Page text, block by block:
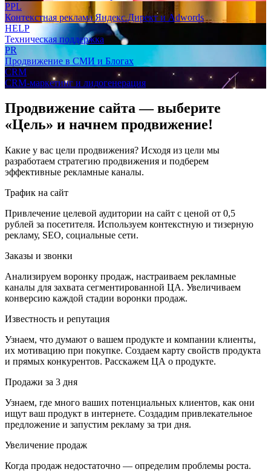
PPL
Контекстная реклама Яндекс.Директ и Adwords
HELP
Техническая поддержка
PR
Продвижение в СМИ и Блогах
CRM
CRM-маркетинг и лидогенерация
Продвижение сайта — выберите
«Цель» и начнем продвижение!
Какие у вас цели продвижения? Исходя из цели мы
разработаем стратегию продвижения и подберем
эффективные рекламные каналы.
Трафик на сайт
Привлечение целевой аудитории на сайт с ценой от 0,5
рублей за посетителя. Используем контекстную и тизерную
рекламу, SEO, социальные сети.
Заказы и звонки
Анализируем воронку продаж, настраиваем рекламные
каналы для захвата сегментированной ЦА. Увеличиваем
конверсию каждой стадии воронки продаж.
Известность и репутация
Узнаем, что думают о вашем продукте и компании клиенты,
их мотивацию при покупке. Создаем карту свойств продукта
и прямых конкурентов. Расскажем ЦА о продукте.
Продажи за 3 дня
Узнаем, где много ваших потенциальных клиентов, как они
ищут ваш продукт в интернете. Создадим привлекательное
предложение и запустим рекламу за три дня.
Увеличение продаж
Когда продаж недостаточно — определим проблемы роста.